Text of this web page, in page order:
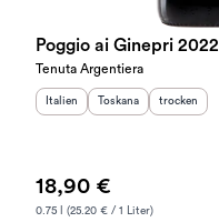
Poggio ai Ginepri 2022
Tenuta Argentiera
Herkunftsland :
Italien Herkunftsregion:
Toskana Geschmack
trocken
18,90 €
0.75 l (25.20 € / 1 Liter)